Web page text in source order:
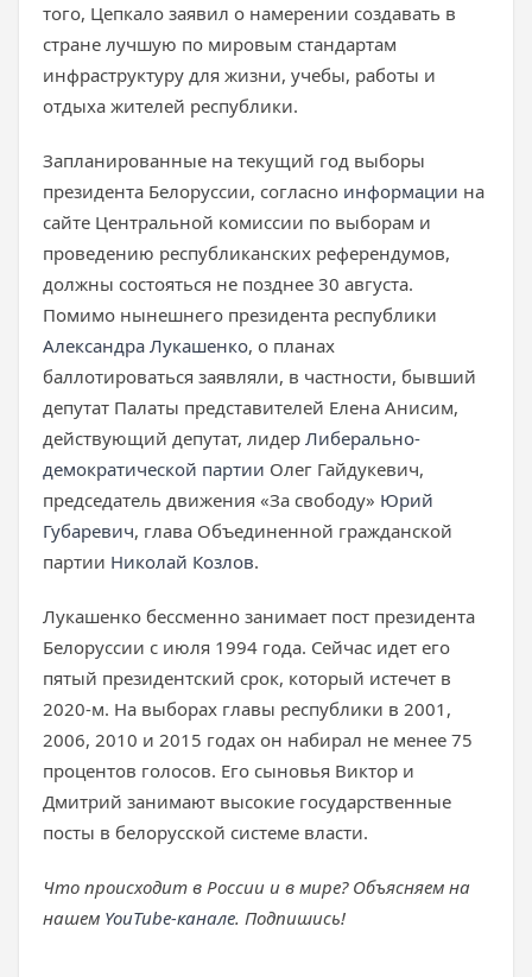
того, Цепкало заявил о намерении создавать в
стране лучшую по мировым стандартам
инфраструктуру для жизни, учебы, работы и
отдыха жителей республики.
Запланированные на текущий год выборы
президента Белоруссии, согласно информации на
сайте Центральной комиссии по выборам и
проведению республиканских референдумов,
должны состояться не позднее 30 августа.
Помимо нынешнего президента республики
Александра Лукашенко, о планах
баллотироваться заявляли, в частности, бывший
депутат Палаты представителей Елена Анисим,
действующий депутат, лидер Либерально-
демократической партии Олег Гайдукевич,
председатель движения «За свободу» Юрий
Губаревич, глава Объединенной гражданской
партии Николай Козлов.
Лукашенко бессменно занимает пост президента
Белоруссии с июля 1994 года. Сейчас идет его
пятый президентский срок, который истечет в
2020-м. На выборах главы республики в 2001,
2006, 2010 и 2015 годах он набирал не менее 75
процентов голосов. Его сыновья Виктор и
Дмитрий занимают высокие государственные
посты в белорусской системе власти.
Что происходит в России и в мире? Объясняем на
нашем YouTube-канале. Подпишись!